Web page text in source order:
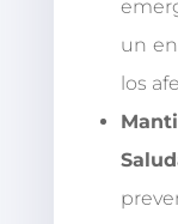
un
los